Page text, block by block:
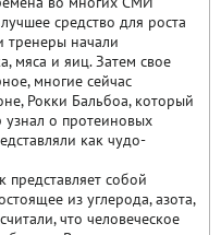
средство для роста
тренеры начали
мяса и яиц. Затем свое
многие сейчас
Рокки Бальбоа, который
о протеиновых
как чудо-
собой
из углерода, азота,
что человеческое